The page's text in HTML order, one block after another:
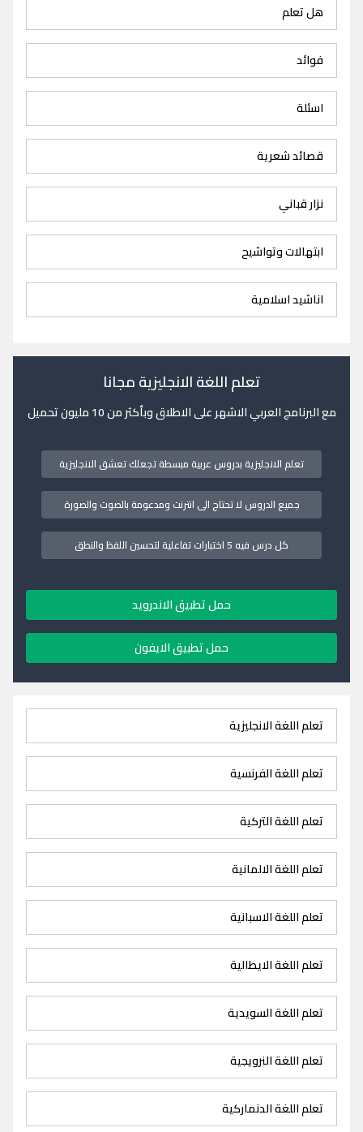
هل تعلم
فوائد
اسئلة
قصائد شعرية
نزار قباني
ابتهالات وتواشيح
اناشيد اسلامية
تعلم اللغة الانجليزية مجانا
مع البرنامج العربي الاشهر على الاطلاق وبأكثر من 10 مليون تحميل
تعلم الانجليزية بدروس عربية مبسطة تجعلك تعشق الانجليزية
جميع الدروس لا تحتاج الى انترنت ومدعومة بالصوت والصورة
كل درس فيه 5 اختبارات تفاعلية لتحسين اللفظ والنطق
حمل تطبيق الاندرويد
حمل تطبيق الايفون
تعلم اللغة الانجليزية
تعلم اللغة الفرنسية
تعلم اللغة التركية
تعلم اللغة الالمانية
تعلم اللغة الاسبانية
تعلم اللغة الايطالية
تعلم اللغة السويدية
تعلم اللغة النرويجية
تعلم اللغة الدنماركية